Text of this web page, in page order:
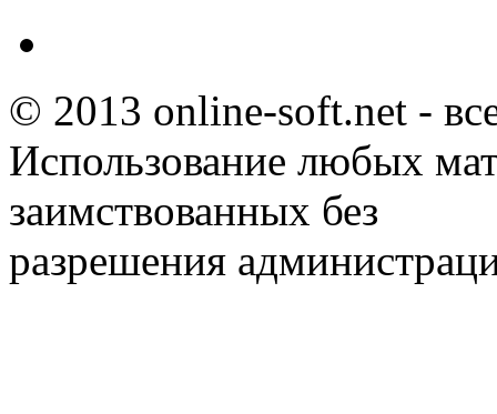
© 2013 online-soft.net -
Использование любых
заимствованных без
разрешения